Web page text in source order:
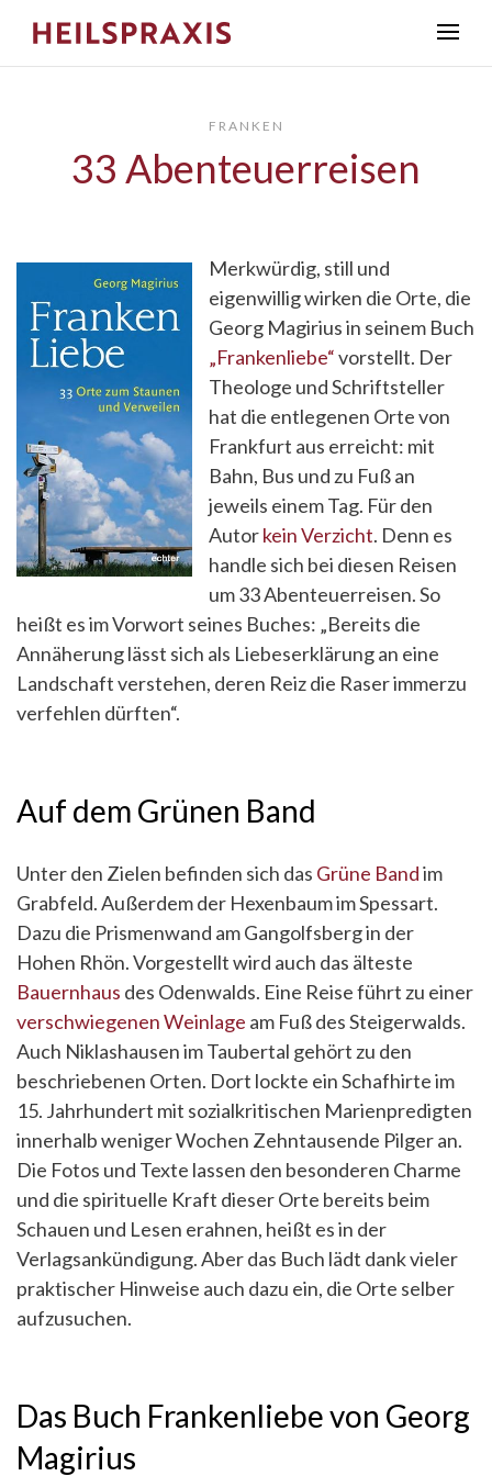
FRANKEN
33 Abenteuerreisen
Merkwürdig, still und
eigenwillig wirken die Orte, die
Georg Magirius in seinem Buch
„Frankenliebe“vorstellt. Der
Theologe und Schriftsteller
hat die entlegenen Orte von
Frankfurt aus erreicht: mit
Bahn, Bus und zu Fuß an
jeweils einem Tag. Für den
Autorkein Verzicht. Denn es
handle sich bei diesen Reisen
um 33 Abenteuerreisen. So
heißt es im Vorwort seines Buches: „Bereits die
Annäherung lässt sich als Liebeserklärung an eine
Landschaft verstehen, deren Reiz die Raser immerzu
verfehlen dürften“.
Auf dem Grünen Band
Unter den Zielen befinden sich das Grüne Bandim
Grabfeld. Außerdem der Hexenbaum im Spessart.
Dazu die Prismenwand am Gangolfsberg in der
Hohen Rhön. Vorgestellt wird auch das älteste
Bauernhaus des Odenwalds. Eine Reise führt zu einer
verschwiegenen Weinlage am Fuß des Steigerwalds.
Auch Niklashausen im Taubertal gehört zu den
beschriebenen Orten. Dort lockte ein Schafhirte im
15. Jahrhundert mit sozialkritischen Marienpredigten
innerhalb weniger Wochen Zehntausende Pilger an.
Die Fotos und Texte lassen den besonderen Charme
und die spirituelle Kraft dieser Orte bereits beim
Schauen und Lesen erahnen, heißt es in der
Verlagsankündigung. Aber das Buch lädt dank vieler
praktischer Hinweise auch dazu ein, die Orte selber
aufzusuchen.
Das Buch Frankenliebe von Georg
Magirius